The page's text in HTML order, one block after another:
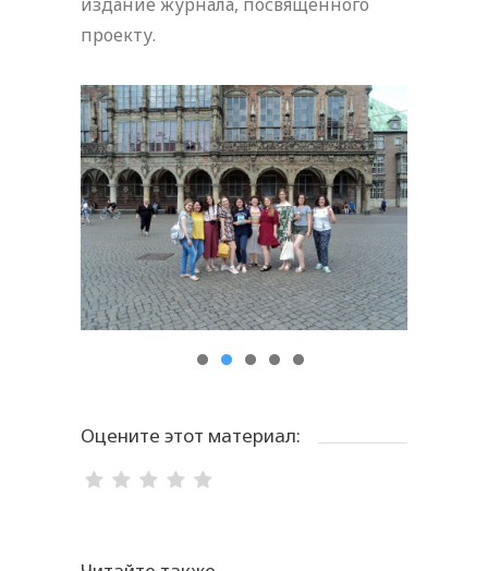
проекту.
Оцените этот материал: